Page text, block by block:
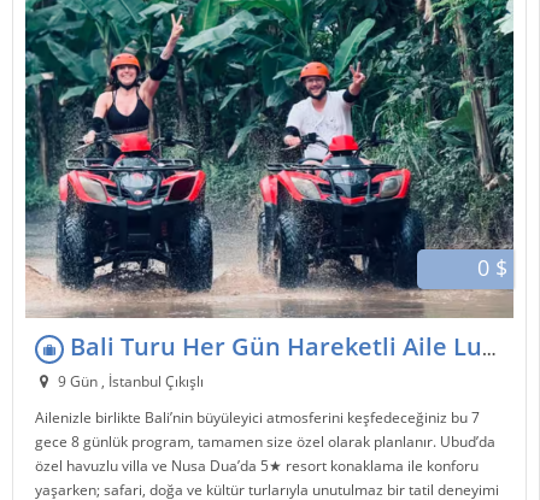
0 $
Bali Turu Her Gün Hareketli Aile Lux Bali Paketi
9 Gün , İstanbul Çıkışlı
Ailenizle birlikte Bali’nin büyüleyici atmosferini keşfedeceğiniz bu 7
gece 8 günlük program, tamamen size özel olarak planlanır. Ubud’da
özel havuzlu villa ve Nusa Dua’da 5★ resort konaklama ile konforu
yaşarken; safari, doğa ve kültür turlarıyla unutulmaz bir tatil deneyimi